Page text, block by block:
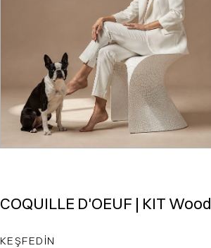
COQUILLE D'OEUF | KIT Wood
KEŞFEDIN